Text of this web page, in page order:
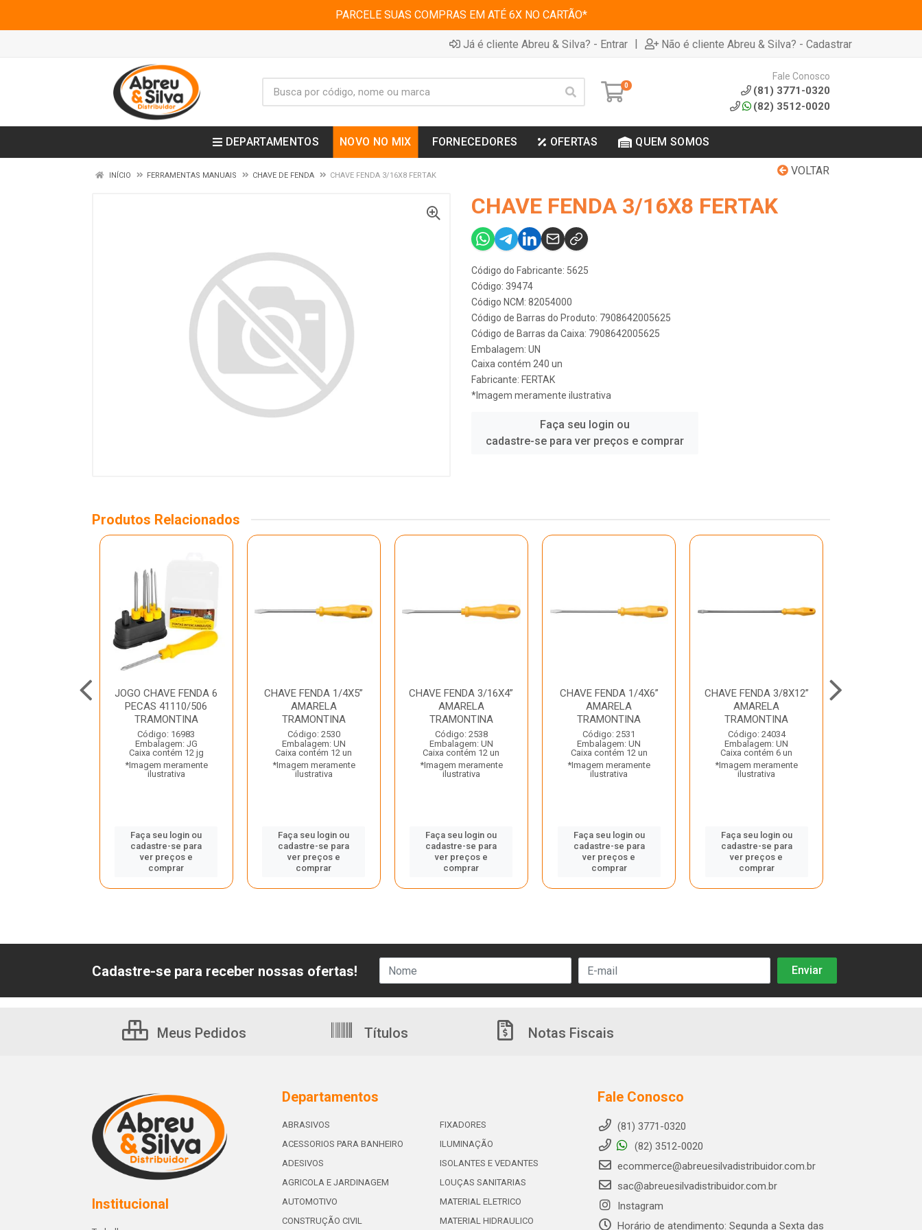
PARCELE SUAS COMPRAS EM ATÉ 6X NO CARTÃO*
Já é cliente Abreu & Silva? - Entrar | Não é cliente Abreu & Silva? - Cadastrar
0
Fale Conosco
(81) 3771-0320
(82) 3512-0020
DEPARTAMENTOS NOVO NO MIX FORNECEDORES OFERTAS QUEM SOMOS
VOLTAR
INÍCIO FERRAMENTAS MANUAIS CHAVE DE FENDA CHAVE FENDA 3/16X8 FERTAK
CHAVE FENDA 3/16X8 FERTAK
Código do Fabricante: 5625
Código: 39474
Código NCM: 82054000
Código de Barras do Produto: 7908642005625
Código de Barras da Caixa: 7908642005625
Embalagem: UN
Caixa contém 240 un
Fabricante: FERTAK
*Imagem meramente ilustrativa
Faça seu login ou
cadastre-se para ver preços e comprar
Produtos Relacionados
JOGO CHAVE FENDA 6
PECAS 41110/506
TRAMONTINA
Código: 16983
Embalagem: JG
Caixa contém 12 jg
*Imagem meramente
ilustrativa
Faça seu login ou
cadastre-se para
ver preços e
comprar
CHAVE FENDA 1/4X5”
AMARELA
TRAMONTINA
Código: 2530
Embalagem: UN
Caixa contém 12 un
*Imagem meramente
ilustrativa
Faça seu login ou
cadastre-se para
ver preços e
comprar
CHAVE FENDA 3/16X4”
AMARELA
TRAMONTINA
Código: 2538
Embalagem: UN
Caixa contém 12 un
*Imagem meramente
ilustrativa
Faça seu login ou
cadastre-se para
ver preços e
comprar
CHAVE FENDA 1/4X6”
AMARELA
TRAMONTINA
Código: 2531
Embalagem: UN
Caixa contém 12 un
*Imagem meramente
ilustrativa
Faça seu login ou
cadastre-se para
ver preços e
comprar
CHAVE FENDA 3/8X12”
AMARELA
TRAMONTINA
Código: 24034
Embalagem: UN
Caixa contém 6 un
*Imagem meramente
ilustrativa
Faça seu login ou
cadastre-se para
ver preços e
comprar
Cadastre-se para receber nossas ofertas!
Meus Pedidos Títulos Notas Fiscais
Institucional
Departamentos
ABRASIVOS
ACESSORIOS PARA BANHEIRO
ADESIVOS
AGRICOLA E JARDINAGEM
AUTOMOTIVO
CONSTRUÇÃO CIVIL
FIXADORES
ILUMINAÇÃO
ISOLANTES E VEDANTES
LOUÇAS SANITARIAS
MATERIAL ELETRICO
MATERIAL HIDRAULICO
Fale Conosco
(81) 3771-0320
(82) 3512-0020
ecommerce@abreuesilvadistribuidor.com.br
sac@abreuesilvadistribuidor.com.br
Instagram
Horário de atendimento: Segunda a Sexta das